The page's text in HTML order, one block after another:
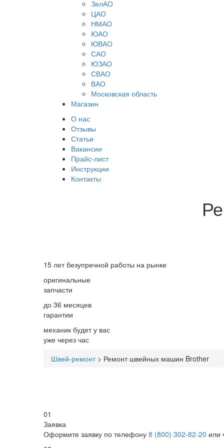
ЗелАО
ЦАО
НМАО
ЮАО
ЮВАО
САО
ЮЗАО
СВАО
ВАО
Московская область
Магазин
О нас
Отзывы
Статьи
Вакансии
Прайс-лист
Инструкции
Контакты
15 летбезупречной работы на рынке
оригинальные
запчасти
до 36 месяцев
гарантии
механик будет у вас
уже через час
Швей-ремонт> Ремонт швейных машин Brother
01
Заявка
Оформите заявку по телефону 8 (800) 302-82-20 или